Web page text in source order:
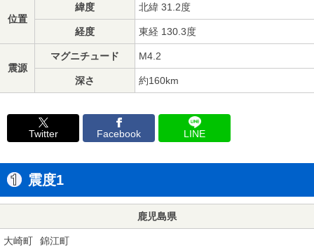
位置
緯度 北緯 31.2度
経度 東経 130.3度
震源
マグニチュード M4.2
深さ 約160km
Twitter Facebook LINE
震度1
鹿児島県
大崎町 錦江町